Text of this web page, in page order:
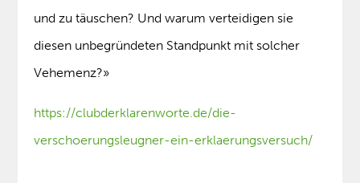
und zu täuschen? Und warum verteidigen sie
diesen unbegründeten Standpunkt mit solcher
Vehemenz?»
https://clubderklarenworte.de/die-
verschoerungsleugner-ein-erklaerungsversuch/